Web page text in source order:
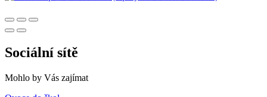
Sociální sítě
Mohlo by Vás zajímat